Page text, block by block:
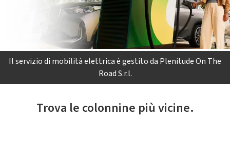
Il servizio di mobilità elettrica è gestito da Plenitude On The
Road S.r.l.
Trova le colonnine più vicine.